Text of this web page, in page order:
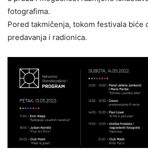
fotografima.
Pored takmičenja, tokom festivala biće
predavanja i radionica.